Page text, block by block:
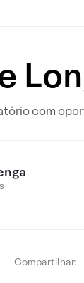
com
Compartilhar: